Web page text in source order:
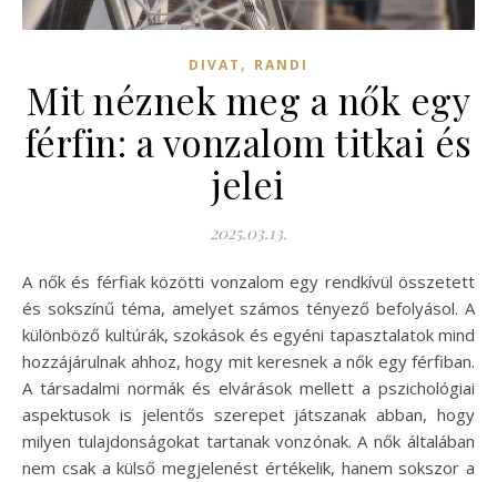
DIVAT , RANDI
Mit néznek meg a nők egy
férfin: a vonzalom titkai és
jelei
2025.03.13.
A nők és férfiak közötti vonzalom egy rendkívül összetett
és sokszínű téma, amelyet számos tényező befolyásol. A
különböző kultúrák, szokások és egyéni tapasztalatok mind
hozzájárulnak ahhoz, hogy mit keresnek a nők egy férfiban.
A társadalmi normák és elvárások mellett a pszichológiai
aspektusok is jelentős szerepet játszanak abban, hogy
milyen tulajdonságokat tartanak vonzónak. A nők általában
nem csak a külső megjelenést értékelik, hanem sokszor a